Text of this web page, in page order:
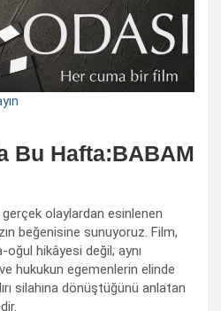
Bu Hafta:BABAM
olaylardan esinlenen
beğenisine sunuyoruz. Film,
hikâyesi değil; aynı
hukukun egemenlerin elinde
silahına dönüştüğünü anlatan